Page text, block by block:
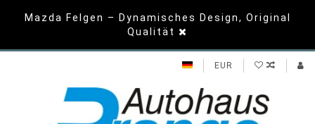
Mazda Felgen – Dynamisches Design, Original
Qualität
EUR